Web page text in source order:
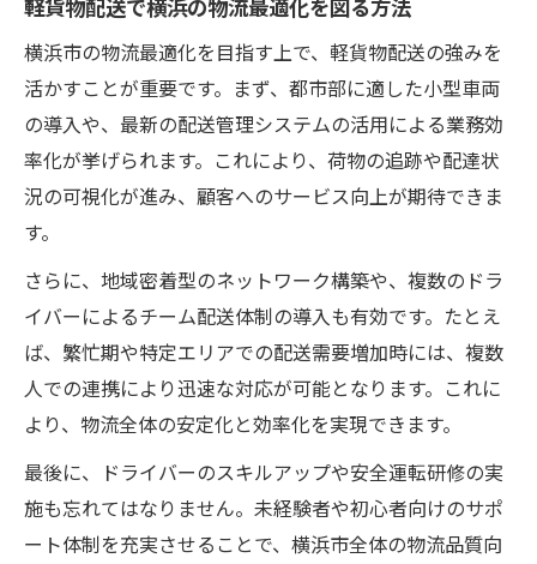
横浜市の物流最適化を目指す上で、軽貨物配送の強みを
活かすことが重要です。まず、都市部に適した小型車両
の導入や、最新の配送管理システムの活用による業務効
率化が挙げられます。これにより、荷物の追跡や配達状
況の可視化が進み、顧客へのサービス向上が期待できま
す。
さらに、地域密着型のネットワーク構築や、複数のドラ
イバーによるチーム配送体制の導入も有効です。たとえ
ば、繁忙期や特定エリアでの配送需要増加時には、複数
人での連携により迅速な対応が可能となります。これに
より、物流全体の安定化と効率化を実現できます。
最後に、ドライバーのスキルアップや安全運転研修の実
施も忘れてはなりません。未経験者や初心者向けのサポ
ート体制を充実させることで、横浜市全体の物流品質向